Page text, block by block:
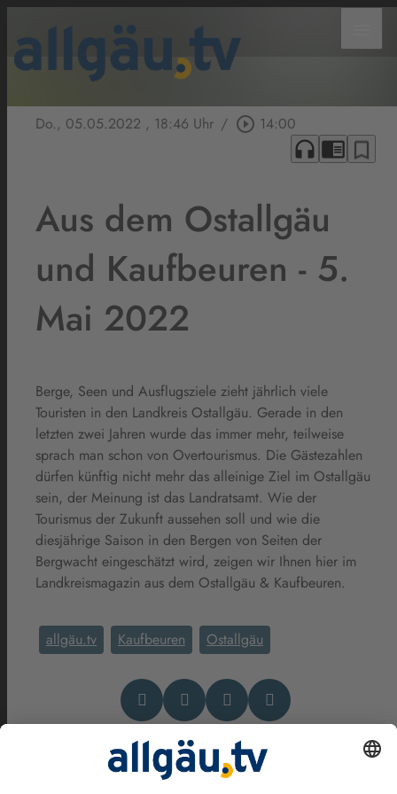
Do., 05.05.2022 , 18:46 Uhr / play_circle_outline 14:00
headphones chrome_reader_mode bookmark_border
Aus dem Ostallgäu
und Kaufbeuren - 5.
Mai 2022
Berge, Seen und Ausflugsziele zieht jährlich viele
Touristen in den Landkreis Ostallgäu. Gerade in den
letzten zwei Jahren wurde das immer mehr, teilweise
sprach man schon von Overtourismus. Die Gästezahlen
dürfen künftig nicht mehr das alleinige Ziel im Ostallgäu
sein, der Meinung ist das Landratsamt. Wie der
Tourismus der Zukunft aussehen soll und wie die
diesjährige Saison in den Bergen von Seiten der
Bergwacht eingeschätzt wird, zeigen wir Ihnen hier im
Landkreismagazin aus dem Ostallgäu & Kaufbeuren.
allgäu.tv Kaufbeuren Ostallgäu